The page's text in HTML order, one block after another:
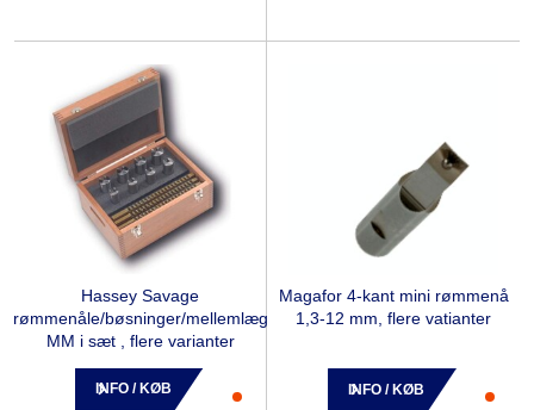
Hassey Savage
rømmenåle/bøsninger/mellemlæg
MM i sæt , flere varianter
INFO / KØB
Magafor 4-kant mini rømmenå
1,3-12 mm, flere vatianter
INFO / KØB